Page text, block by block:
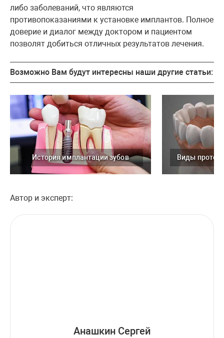
либо заболеваний, что являются
противопоказаниями к установке имплантов. Полное
доверие и диалог между доктором и пациентом
позволят добиться отличных результатов лечения.
Возможно Вам будут интересны наши другие статьи:
История имплантации зубов
Автор и эксперт:
Анашкин Сергей